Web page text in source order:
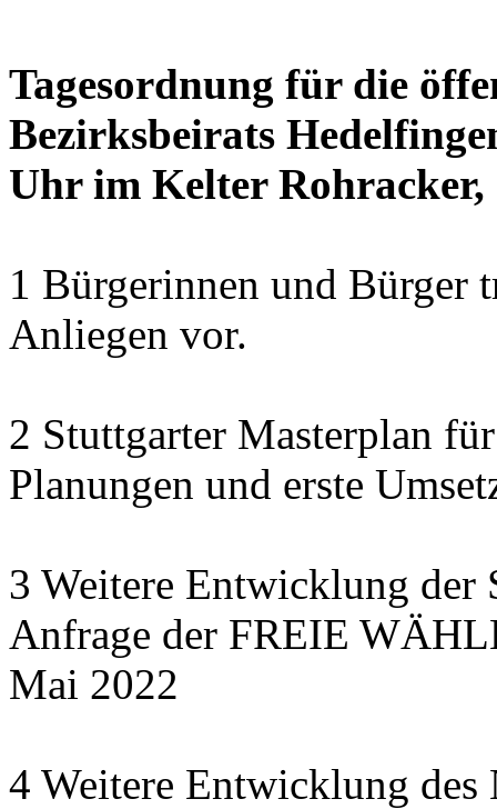
Tagesordnung für die
Bezirksbeirats
Uhr im Kelter Rohracker,
1 Bürgerinnen und Bürger
Anliegen vor.
2 Stuttgarter Masterplan
Planungen und erste
3 Weitere Entwicklung der
Anfrage der FREIE
Mai 2022
4 Weitere Entwicklung